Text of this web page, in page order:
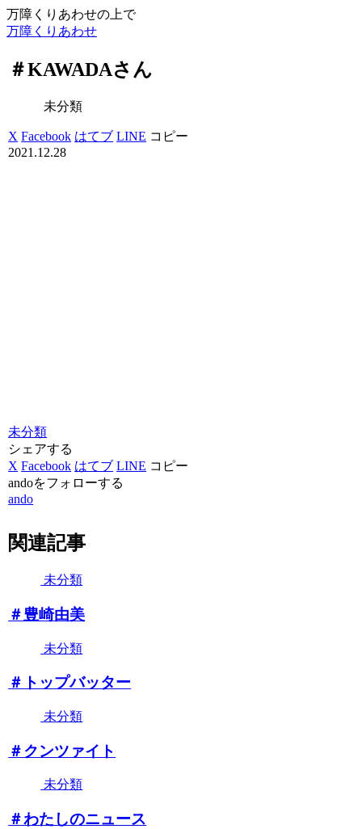
万障くりあわせの上で
万障くりあわせ
＃KAWADAさん
未分類
X Facebook はてブ LINE コピー
2021.12.28
未分類
シェアする
X Facebook はてブ LINE コピー
andoをフォローする
ando
関連記事
未分類
＃豊崎由美
未分類
＃トップバッター
未分類
＃クンツァイト
未分類
＃わたしのニュース